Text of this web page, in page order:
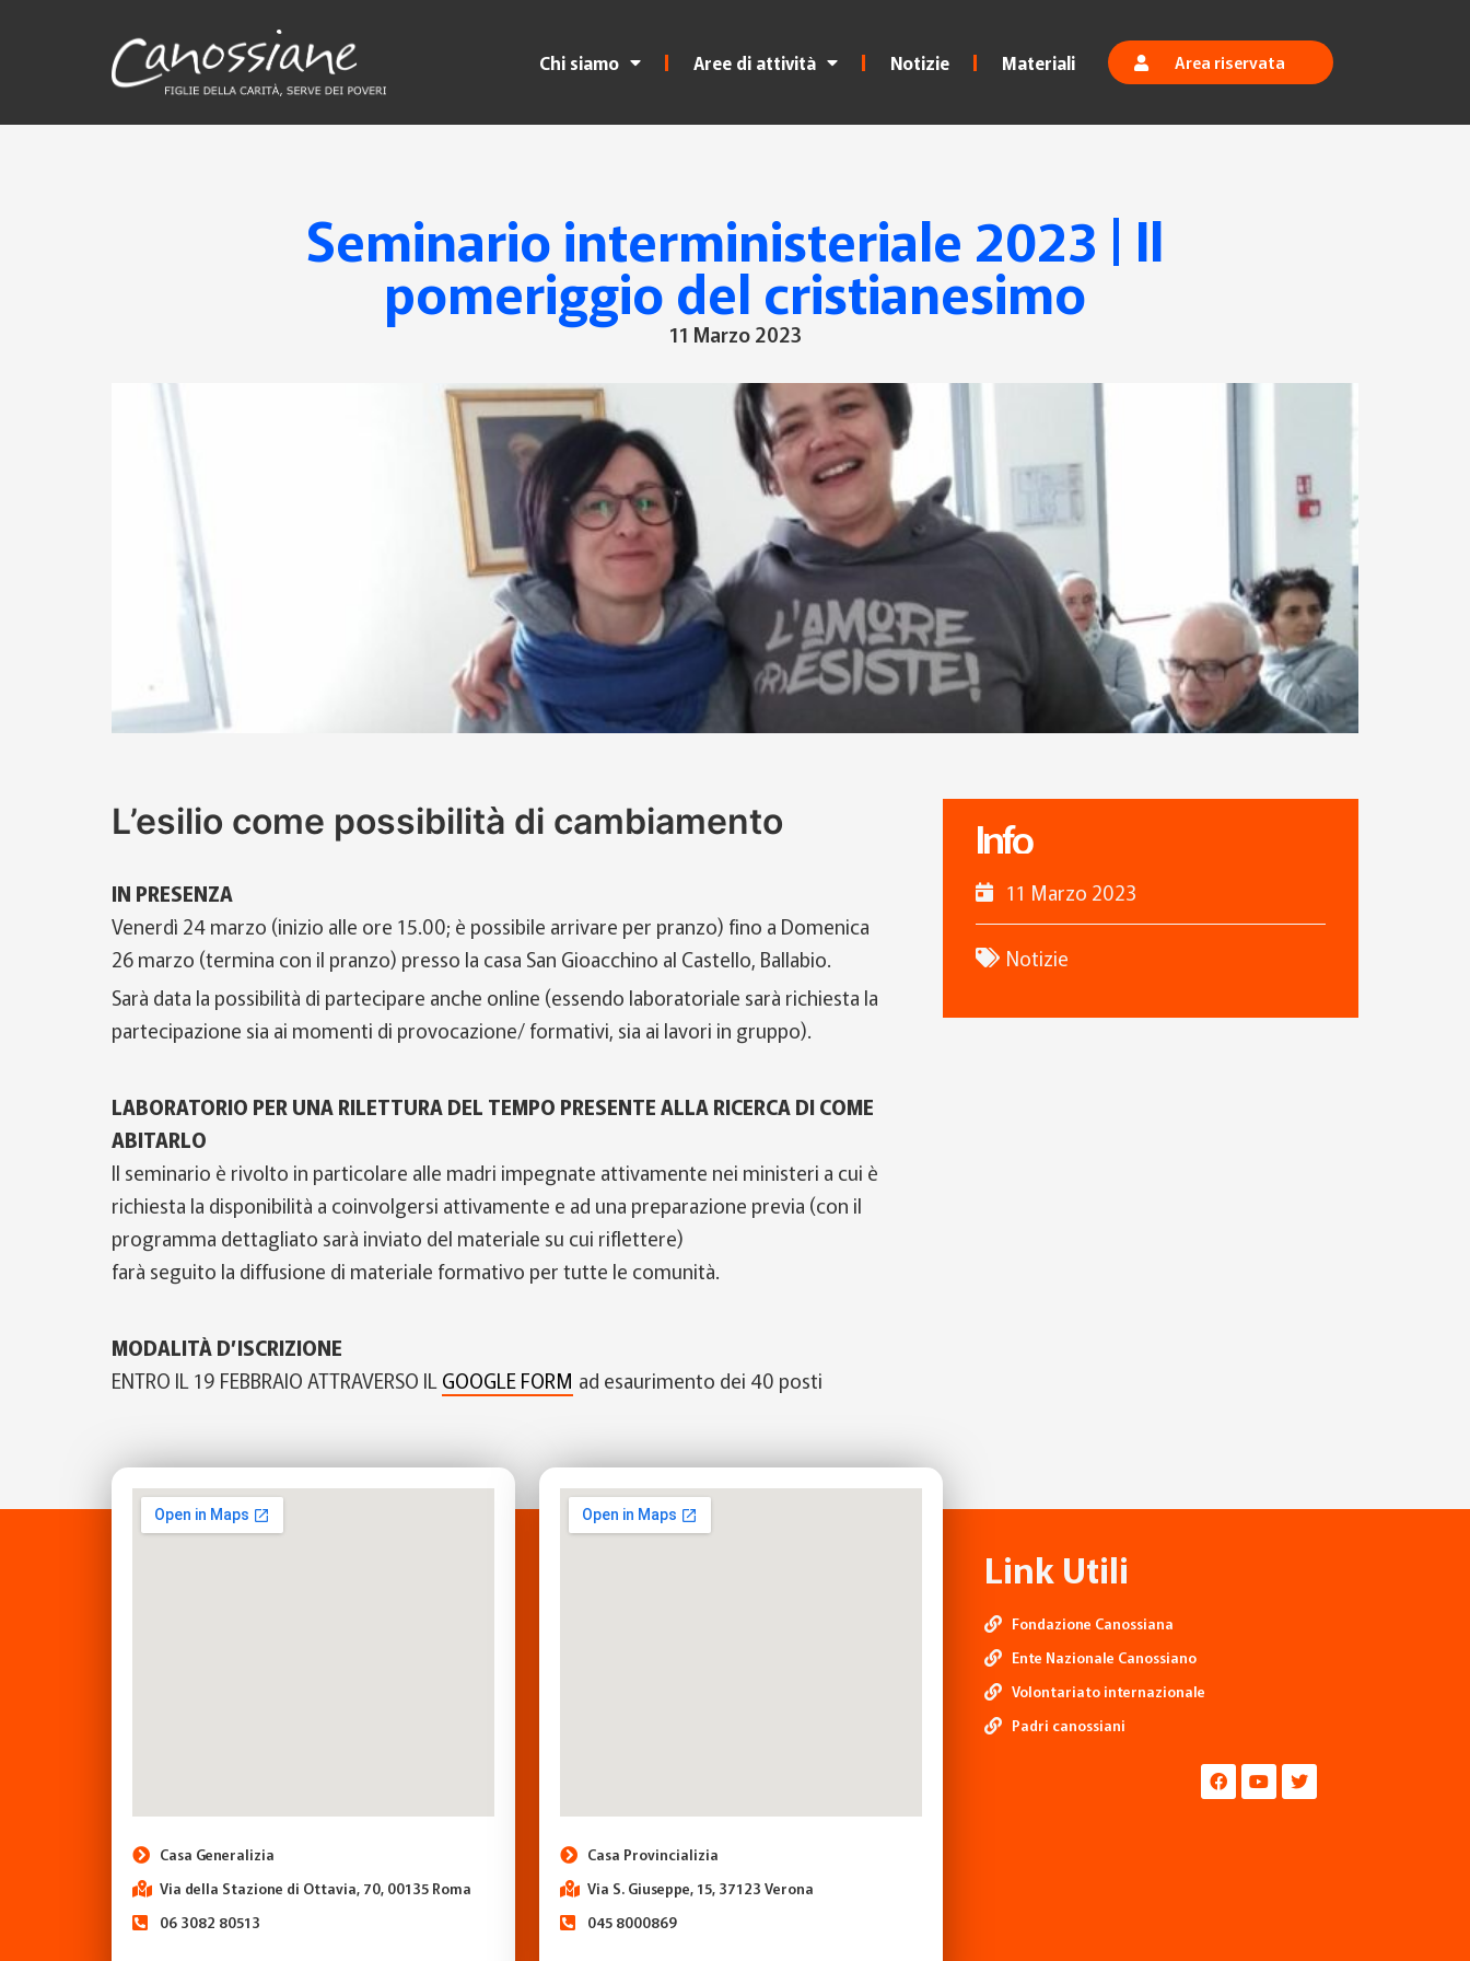
Chi siamo Aree di attività Notizie Materiali Area riservata
Seminario interministeriale 2023 | Il
pomeriggio del cristianesimo
11 Marzo 2023
L’esilio come possibilità di cambiamento
IN PRESENZA
Venerdì 24 marzo (inizio alle ore 15.00; è possibile arrivare per pranzo) fino a Domenica
26 marzo (termina con il pranzo) presso la casa San Gioacchino al Castello, Ballabio.
Sarà data la possibilità di partecipare anche online (essendo laboratoriale sarà richiesta la
partecipazione sia ai momenti di provocazione/ formativi, sia ai lavori in gruppo).
LABORATORIO PER UNA RILETTURA DEL TEMPO PRESENTE ALLA RICERCA DI COME
ABITARLO
Il seminario è rivolto in particolare alle madri impegnate attivamente nei ministeri a cui è
richiesta la disponibilità a coinvolgersi attivamente e ad una preparazione previa (con il
programma dettagliato sarà inviato del materiale su cui riflettere)
farà seguito la diffusione di materiale formativo per tutte le comunità.
MODALITÀ D’ISCRIZIONE
ENTRO IL 19 FEBBRAIO ATTRAVERSO ILGOOGLE FORM ad esaurimento dei 40 posti
Info
11 Marzo 2023
Notizie
Casa Generalizia
Via della Stazione di Ottavia, 70, 00135 Roma
06 3082 80513
Casa Provincializia
Via S. Giuseppe, 15, 37123 Verona
045 8000869
Link Utili
Fondazione Canossiana
Ente Nazionale Canossiano
Volontariato internazionale
Padri canossiani